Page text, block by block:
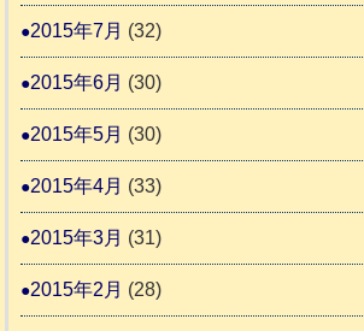
2015年7月 (32)
2015年6月 (30)
2015年5月 (30)
2015年4月 (33)
2015年3月 (31)
2015年2月 (28)